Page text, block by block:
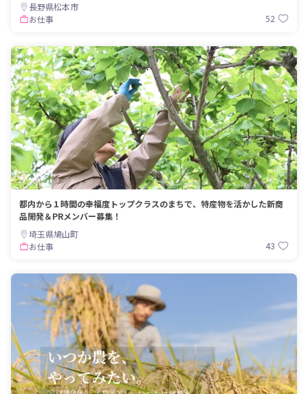
長野県松本市
お仕事
52
都内から１時間の幸福度トップクラスのまちで、特産物を活かした新商
品開発＆PRメンバー募集！
埼玉県鳩山町
お仕事
43